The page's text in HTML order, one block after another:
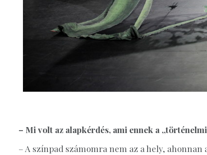
– Mi volt az alapkérdés, ami ennek a
– A színpad számomra nem az a hely,